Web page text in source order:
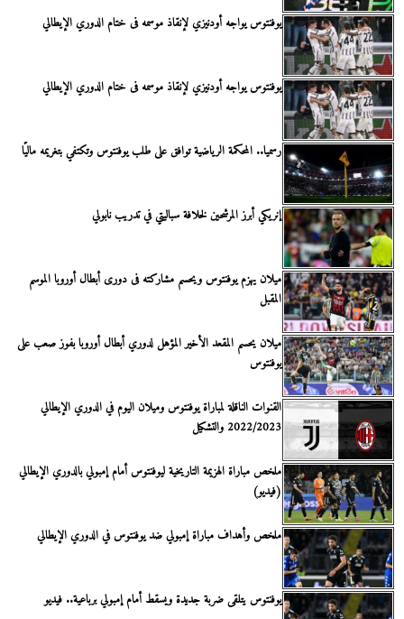
يوفنتوس يواجه أودنيزي لإنقاذ موسمه فى ختام الدوري الإيطالي
يوفنتوس يواجه أودنيزي لإنقاذ موسمه فى ختام الدوري الإيطالي
رسميا.. المحكمة الرياضية توافق على طلب يوفنتوس وتكتفي بتغريمه ماليًا
إنريكي أبرز المرشحين لخلافة سباليتي في تدريب نابولي
ميلان يهزم يوفنتوس ويحسم مشاركته فى دورى أبطال أوروبا الموسم
المقبل
ميلان يحسم المقعد الأخير المؤهل لدوري أبطال أوروبا بفوز صعب على
يوفنتوس
القنوات الناقلة لمباراة يوفنتوس وميلان اليوم في الدوري الإيطالي
2022/2023 والتشكيل
ملخص مباراة الهزيمة التاريخية ليوفنتوس أمام إمبولي بالدوري الإيطالي
(فيديو)
ملخص وأهداف مباراة إمبولي ضد يوفنتوس في الدوري الإيطالي
يوفنتوس يتلقى ضربة جديدة ويسقط أمام إمبولي برباعية.. فيديو